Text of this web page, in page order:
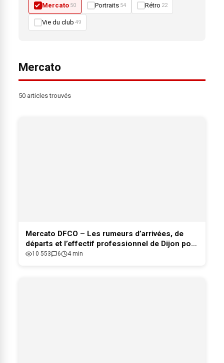
Mercato 50 Portraits 54 Rétro 22
Vie du club 49
Mercato
50 articles trouvés
Mercato DFCO – Les rumeurs d’arrivées, de
départs et l’effectif professionnel de Dijon pour
2026-2027
10 553 6 4 min